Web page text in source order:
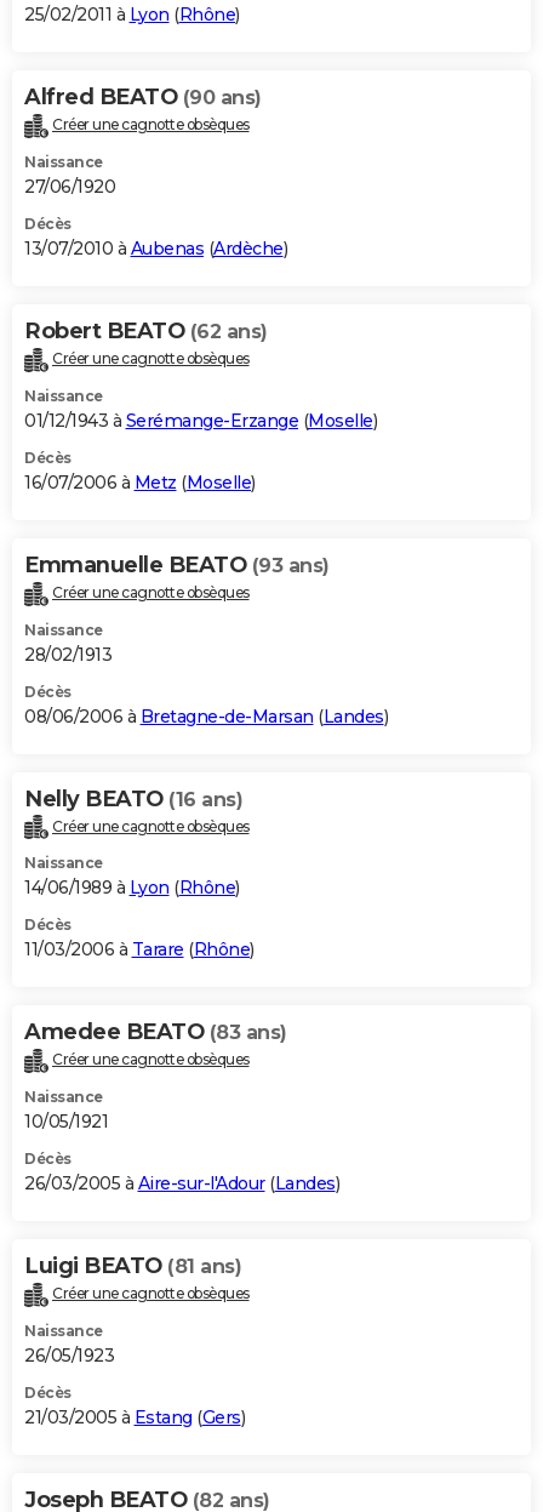
25/02/2011 à Lyon (Rhône)
Alfred BEATO (90 ans)
Créer une cagnotte obsèques
Naissance
27/06/1920
Décès
13/07/2010 à Aubenas (Ardèche)
Robert BEATO (62 ans)
Créer une cagnotte obsèques
Naissance
01/12/1943 à Serémange-Erzange (Moselle)
Décès
16/07/2006 à Metz (Moselle)
Emmanuelle BEATO (93 ans)
Créer une cagnotte obsèques
Naissance
28/02/1913
Décès
08/06/2006 à Bretagne-de-Marsan (Landes)
Nelly BEATO (16 ans)
Créer une cagnotte obsèques
Naissance
14/06/1989 à Lyon (Rhône)
Décès
11/03/2006 à Tarare (Rhône)
Amedee BEATO (83 ans)
Créer une cagnotte obsèques
Naissance
10/05/1921
Décès
26/03/2005 à Aire-sur-l'Adour(Landes)
Luigi BEATO (81 ans)
Créer une cagnotte obsèques
Naissance
26/05/1923
Décès
21/03/2005 à Estang (Gers)
Joseph BEATO (82 ans)